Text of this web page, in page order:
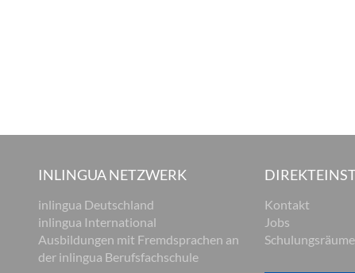
INLINGUA NETZWERK
inlingua Deutschland
inlingua International
Ausbildungen mit Fremdsprachen an
der inlingua Berufsfachschule
Kontakt
Jobs